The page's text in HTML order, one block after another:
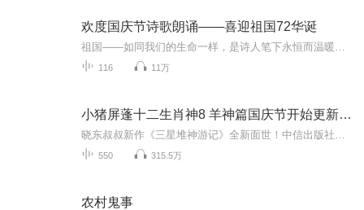
欢度国庆节诗歌朗诵——喜迎祖国72华诞
116 11万
小猪屏蓬十二生肖神8 羊神篇国庆节开始更新啦！
550 315.5万
农村鬼事